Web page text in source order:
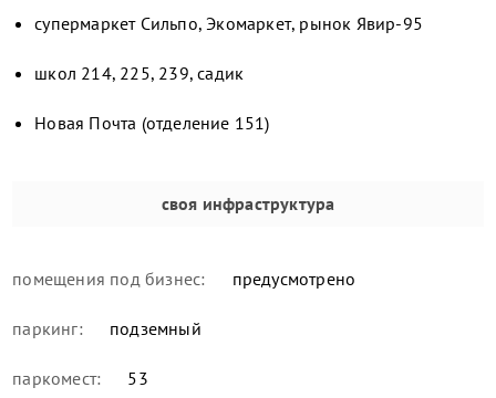
супермаркет Сильпо, Экомаркет, рынок Явир-95
школ 214, 225, 239, садик
Новая Почта (отделение 151)
своя инфраструктура
помещения под бизнес: предусмотрено
паркинг: подземный
паркомест: 53